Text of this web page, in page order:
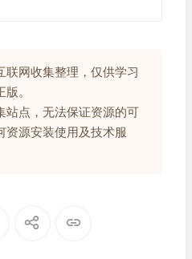
联网收集整理，仅供学习
。
站点，无法保证资源的可
资源安装使用及技术服